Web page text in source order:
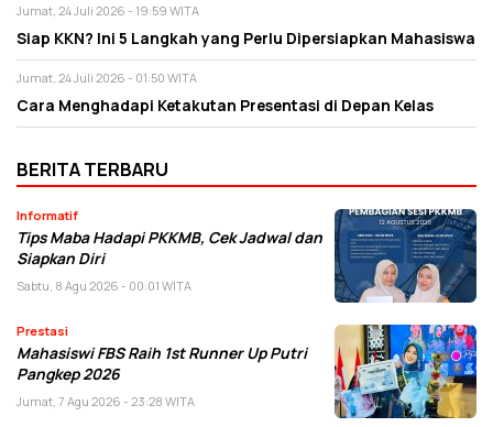
Jumat, 24 Juli 2026 - 19:59 WITA
Siap KKN? Ini 5 Langkah yang Perlu Dipersiapkan Mahasiswa
Jumat, 24 Juli 2026 - 01:50 WITA
Cara Menghadapi Ketakutan Presentasi di Depan Kelas
BERITA TERBARU
Informatif
Tips Maba Hadapi PKKMB, Cek Jadwal dan
Siapkan Diri
Sabtu, 8 Agu 2026 - 00:01 WITA
Prestasi
Mahasiswi FBS Raih 1st Runner Up Putri
Pangkep 2026
Jumat, 7 Agu 2026 - 23:28 WITA